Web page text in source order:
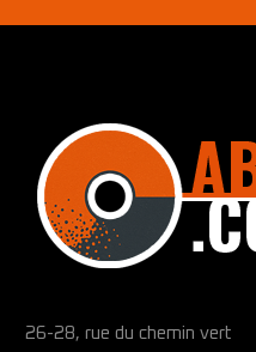
26-28, rue du chemin vert